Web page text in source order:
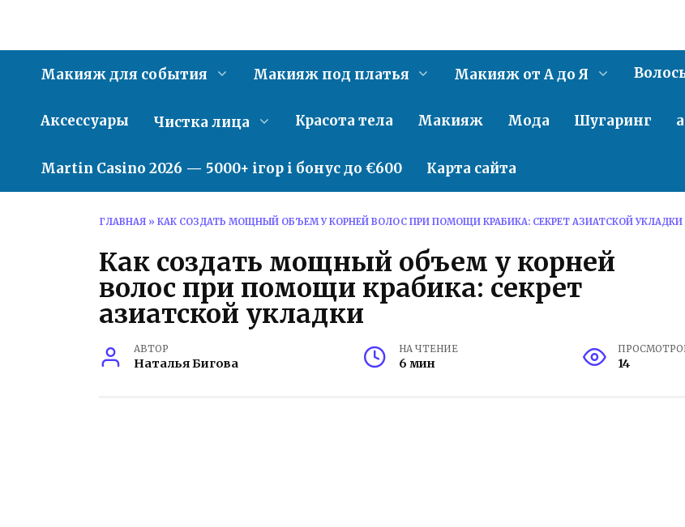
Макияж для события Макияж под платья Макияж от А до Я
Аксессуары Чистка лица Красота тела Макияж Мода Шугаринг
Martin Casino 2026 — 5000+ ігор і бонус до €600 Карта сайта
ГЛАВНАЯ » КАК СОЗДАТЬ МОЩНЫЙ ОБЪЕМ У КОРНЕЙ ВОЛОС ПРИ ПОМОЩИ КРАБИКА: СЕКРЕТ АЗИАТСКОЙ УКЛАДКИ
Как создать мощный объем у корней
волос при помощи крабика: секрет
азиатской укладки
АВТОР
Наталья Бигова
НА ЧТЕНИЕ
6 мин 14